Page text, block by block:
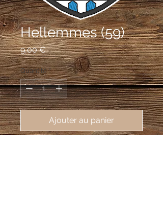
Hellemmes (59)
9,00 €Prix
Quantité *
Ajouter au panier